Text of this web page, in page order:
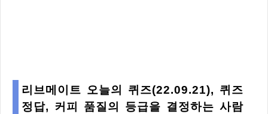
리브메이트 오늘의 퀴즈(22.09.21), 퀴즈
정답, 커피 품질의 등급을 결정하는 사람